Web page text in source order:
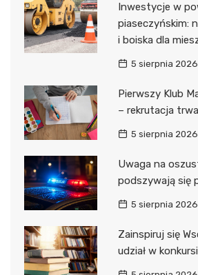
Inwestycje w
piaseczyńskim:
i boiska dla
5 sierpnia 2026
Pierwszy Klub
– rekrutacja
5 sierpnia 2026
Uwaga na
podszywają się
5 sierpnia 2026
Zainspiruj się
udział w